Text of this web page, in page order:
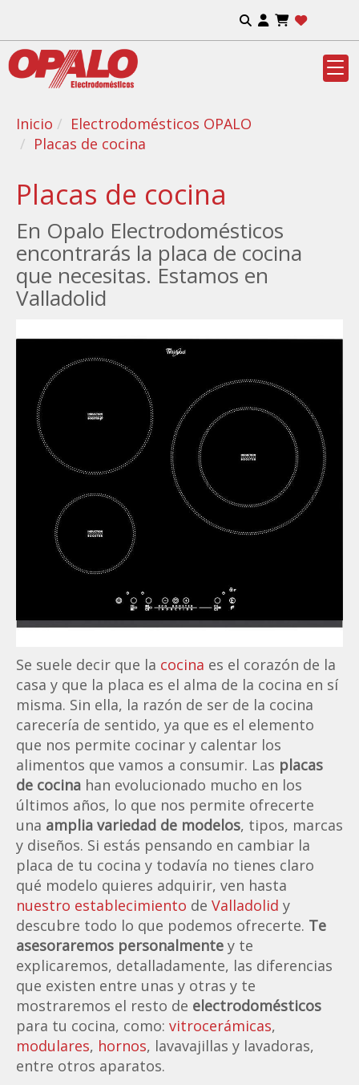
Inicio
Electrodomésticos OPALO
Placas de cocina
Placas de cocina
En Opalo Electrodomésticos
encontrarás la placa de cocina
que necesitas. Estamos en
Valladolid
Se suele decir que la cocina es el corazón de la
casa y que la placa es el alma de la cocina en sí
misma. Sin ella, la razón de ser de la cocina
carecería de sentido, ya que es el elemento
que nos permite cocinar y calentar los
alimentos que vamos a consumir. Las placas
de cocina han evolucionado mucho en los
últimos años, lo que nos permite ofrecerte
una amplia variedad de modelos, tipos, marcas
y diseños. Si estás pensando en cambiar la
placa de tu cocina y todavía no tienes claro
qué modelo quieres adquirir, ven hasta
nuestro establecimiento de Valladolid y
descubre todo lo que podemos ofrecerte. Te
asesoraremos personalmente y te
explicaremos, detalladamente, las diferencias
que existen entre unas y otras y te
mostraremos el resto de electrodomésticos
para tu cocina, como: vitrocerámicas,
modulares, hornos, lavavajillas y lavadoras,
entre otros aparatos.